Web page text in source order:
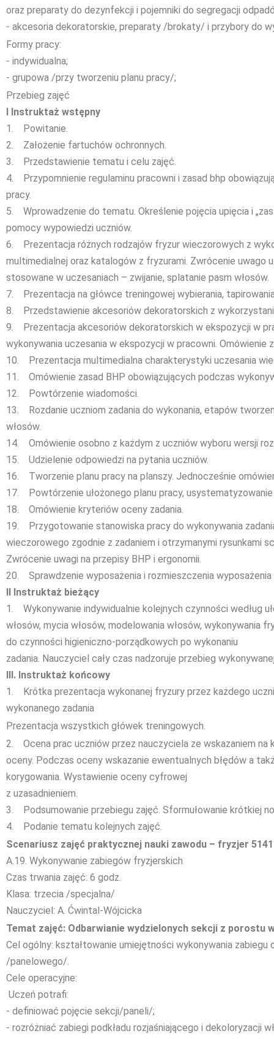
oraz preparaty do dezynfekcji i pojemniki do segregacji
- akcesoria dekoratorskie, preparaty /brokaty/ i przybory do
Formy pracy:
- indywidualna;
- grupowa /przy tworzeniu planu pracy/;
Przebieg zajęć
I Instruktaż wstępny
1. Powitanie.
2. Założenie fartuchów ochronnych.
3. Przedstawienie tematu i celu zajęć.
4. Przypomnienie regulaminu pracowni i zasad bhp
pracy.
5. Wprowadzenie do tematu. Określenie pojęcia upięcia i
pomocy wypowiedzi uczniów.
6. Prezentacja różnych rodzajów fryzur wieczorowych z
multimedialnej oraz katalogów z fryzurami. Zwrócenie uwago
stosowane w uczesaniach – zwijanie, splatanie pasm włosów.
7. Prezentacja na główce treningowej wybierania,
8. Przedstawienie akcesoriów dekoratorskich z
9. Prezentacja akcesoriów dekoratorskich w ekspozycji w
wykonywania uczesania w ekspozycji w pracowni. Omówienie
10. Prezentacja multimedialna charakterystyki uczesania
11. Omówienie zasad BHP obowiązujących podczas
12. Powtórzenie wiadomości.
13. Rozdanie uczniom zadania do wykonania, etapów
włosów.
14. Omówienie osobno z każdym z uczniów wyboru wersji
15. Udzielenie odpowiedzi na pytania uczniów.
16. Tworzenie planu pracy na planszy. Jednocześnie
17. Powtórzenie ułożonego planu pracy,
18. Omówienie kryteriów oceny zadania.
19. Przygotowanie stanowiska pracy do wykonywania
wieczorowego zgodnie z zadaniem i otrzymanymi rysunkami
Zwrócenie uwagi na przepisy BHP i ergonomii.
20. Sprawdzenie wyposażenia i rozmieszczenia
II Instruktaż bieżący
1. Wykonywanie indywidualnie kolejnych czynności według
włosów, mycia włosów, modelowania włosów, wykonywania
do czynności higieniczno-porządkowych po wykonaniu
zadania. Nauczyciel cały czas nadzoruje przebieg
III. Instruktaż końcowy
1. Krótka prezentacja wykonanej fryzury przez każdego
wykonanego zadania
Prezentacja wszystkich główek treningowych.
2. Ocena prac uczniów przez nauczyciela ze wskazaniem na
oceny. Podczas oceny wskazanie ewentualnych błędów a
korygowania. Wystawienie oceny cyfrowej
z uzasadnieniem.
3. Podsumowanie przebiegu zajęć. Sformułowanie krótkiej
4. Podanie tematu kolejnych zajęć.
Scenariusz zajęć praktycznej nauki zawodu – fryzjer
A.19. Wykonywanie zabiegów fryzjerskich
Czas trwania zajęć: 6 godz.
Klasa: trzecia /specjalna/
Nauczyciel: A. Ćwintal-Wójcicka
Temat zajęć: Odbarwianie wydzielonych sekcji z porostu
Cel ogólny: kształtowanie umiejętności wykonywania zabiegu
/panelowego/.
Cele operacyjne:
Uczeń potrafi:
- definiować pojęcie sekcji/paneli/;
- rozróżniać zabiegi podkładu rozjaśniającego i dekoloryzacji